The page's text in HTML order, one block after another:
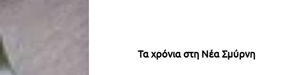
Τα χρόνια στη Νέα Σμύρνη